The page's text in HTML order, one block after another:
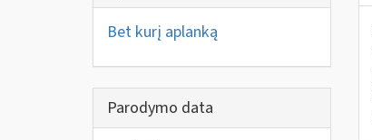
Bet kurį aplanką
Parodymo data